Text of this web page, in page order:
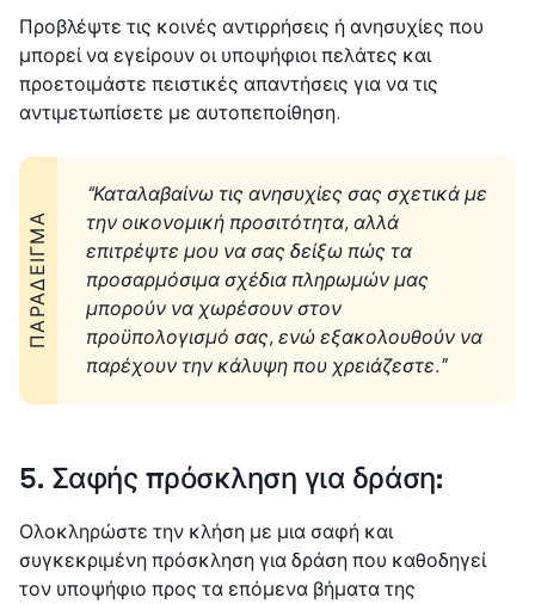
Προβλέψτε τις κοινές αντιρρήσεις ή ανησυχίες που
μπορεί να εγείρουν οι υποψήφιοι πελάτες και
προετοιμάστε πειστικές απαντήσεις για να τις
αντιμετωπίσετε με αυτοπεποίθηση.
ΠΑΡΆΔΕΙΓΜΑ
“Καταλαβαίνω τις ανησυχίες σας σχετικά με
την οικονομική προσιτότητα, αλλά
επιτρέψτε μου να σας δείξω πώς τα
προσαρμόσιμα σχέδια πληρωμών μας
μπορούν να χωρέσουν στον
προϋπολογισμό σας, ενώ εξακολουθούν να
παρέχουν την κάλυψη που χρειάζεστε.”
5. Σαφής πρόσκληση για δράση:
Ολοκληρώστε την κλήση με μια σαφή και
συγκεκριμένη πρόσκληση για δράση που καθοδηγεί
τον υποψήφιο προς τα επόμενα βήματα της